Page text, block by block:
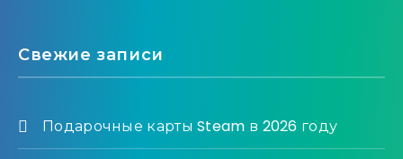
Свежие записи
Подарочные карты Steam в 2026 году